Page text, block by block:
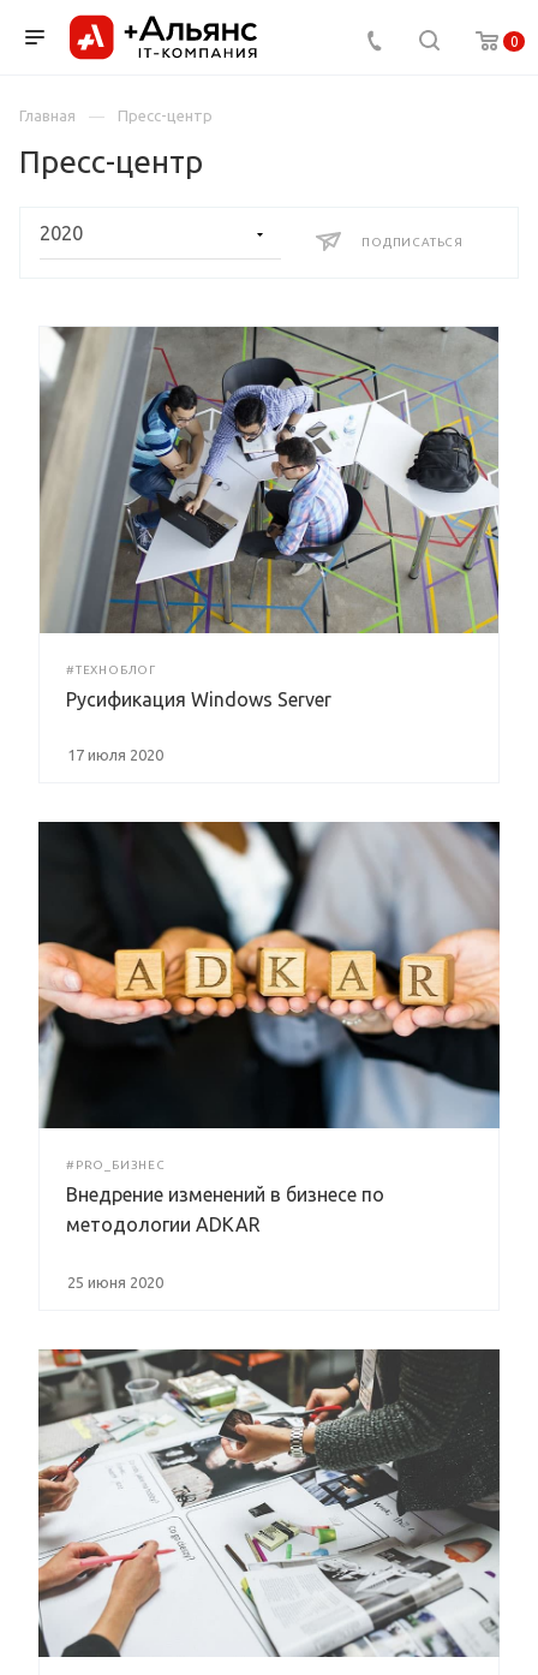
0
Главная Пресс-центр
Пресс-центр
ПОДПИСАТЬСЯ
#ТЕХНОБЛОГ
Русификация Windows Server
17 июля 2020
#PRO_БИЗНЕС
Внедрение изменений в бизнесе по
методологии ADKAR
25 июня 2020